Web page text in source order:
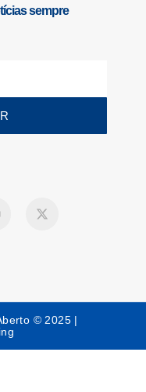
sempre
© 2025 |